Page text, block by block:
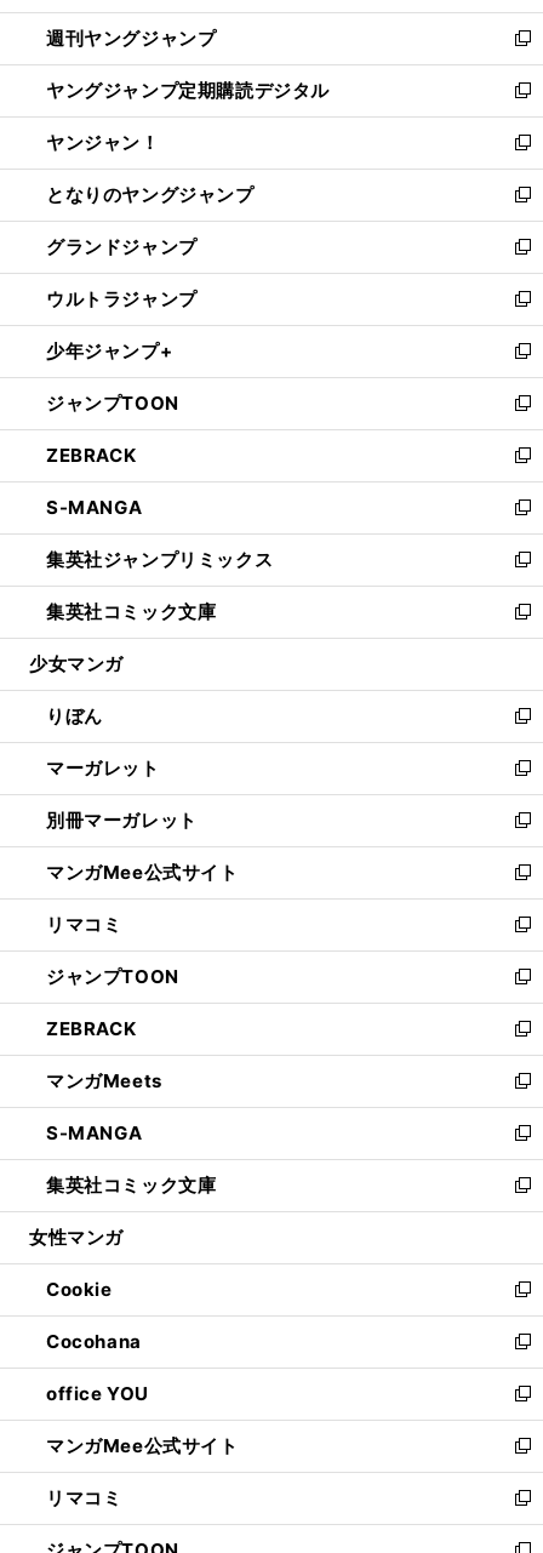
開
く
ウ
で
開
く
ン
ド
ウ
で
開
く
ウ
ィ
ン
ド
ウ
で
開
く
週刊ヤングジャンプ
新
し
い
ウ
ィ
ン
ド
ウ
で
開
く
ヤングジャンプ定期購読デジタル
新
し
い
ウ
ィ
ン
ド
ウ
で
開
く
ヤンジャン！
新
し
い
ウ
ィ
ン
ド
ウ
で
開
く
となりのヤングジャンプ
新
し
い
ウ
ィ
ン
ド
ウ
で
開
く
グランドジャンプ
新
し
い
ウ
ィ
ン
ド
ウ
で
開
く
ウルトラジャンプ
新
し
い
ウ
ィ
ン
ド
ウ
で
開
く
少年ジャンプ+
新
し
い
ウ
ィ
ン
ド
ウ
で
開
く
ジャンプTOON
新
し
い
ウ
ィ
ン
ド
ウ
で
開
ZEBRACK
新
し
い
ウ
ィ
ン
ド
ウ
開
く
S-MANGA
新
し
い
ウ
ィ
ン
ウ
で
開
く
集英社ジャンプリミックス
新
し
い
ウ
ン
ド
ウ
で
開
く
集英社コミック文庫
新
し
ウ
ィ
ン
ド
ウ
で
開
く
少女マンガ
りぼん
新
し
い
ウ
ィ
ン
ド
ウ
で
開
く
マーガレット
新
し
い
ウ
ィ
ン
ド
ウ
で
開
く
別冊マーガレット
新
し
い
ウ
ィ
ン
ド
ウ
で
開
く
マンガMee公式サイト
新
し
い
ウ
ィ
ン
ド
ウ
で
開
く
リマコミ
新
し
い
ウ
ィ
ン
ド
ウ
で
開
く
ジャンプTOON
新
し
い
ウ
ィ
ン
ド
ウ
で
開
ZEBRACK
新
し
い
ウ
ィ
ン
ド
ウ
開
く
マンガMeets
新
し
い
ウ
ィ
ン
ウ
で
開
く
S-MANGA
新
し
い
ウ
ン
ド
ウ
で
開
く
集英社コミック文庫
新
し
ウ
ィ
ン
ド
ウ
で
開
く
女性マンガ
Cookie
新
し
い
ウ
ィ
ン
ド
ウ
で
開
Cocohana
新
し
い
ウ
ィ
ン
ド
ウ
office YOU
新
し
い
ウ
ィ
ン
マンガMee公式サイト
新
し
い
ウ
リマコミ
新
し